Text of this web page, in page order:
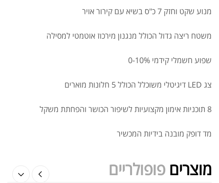
מנוע שקט וחזק 7 כ"ס בשיא עם קירור אויר
משטח ריצה גדול הכולל מנגנון מירכוז אוטמטי למסילה
שפוע חשמלי קידמי 0-10%
צג LED דיגיטלי משוכלל הכולל 5 חלונות מוארים
8 תוכניות אימון מקצועיות לשיפור הכושר והפחתת משקל
מד דופק מובנה בידיות המכשיר
מוצרים פופולריים
CREATINE GUMMIES APPLIED
₪200.00
גרם
₪ 180.00
115.00